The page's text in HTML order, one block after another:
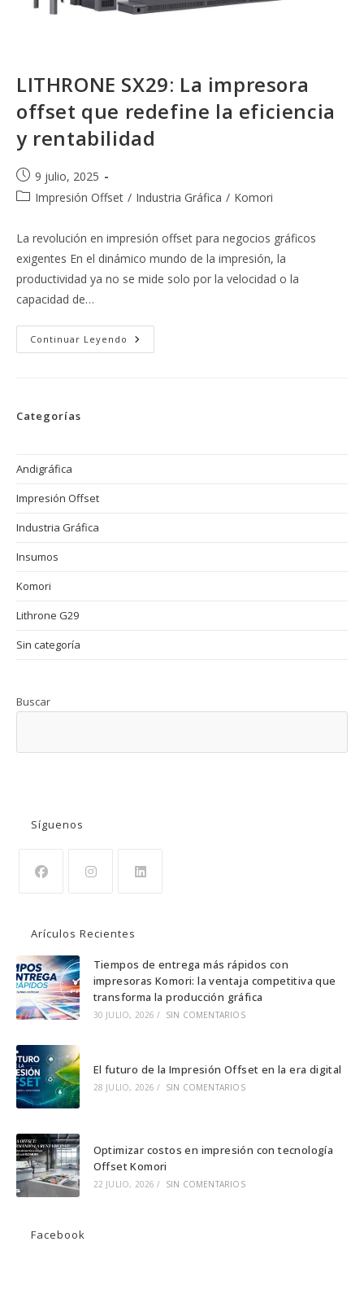
LITHRONE SX29: La impresora
offset que redefine la eficiencia
y rentabilidad
Publicación
de
9 julio, 2025
Categoría
la
Impresión Offset / Industria Gráfica / Komori
La revolución en impresión offset para negocios gráficos
exigentes En el dinámico mundo de la impresión, la
productividad ya no se mide solo por la velocidad o la
capacidad de…
Continuar Leyendo LITHRONE
SX29:
Categorías
Andigráfica
Impresión Offset
Industria Gráfica
Insumos
Komori
Lithrone G29
Sin categoría
Buscar
Síguenos
una
nueva
pestaña
una
nueva
pestaña
una
nueva
pestaña
Arículos Recientes
Tiempos de entrega más rápidos con
impresoras Komori: la ventaja competitiva que
transforma la producción gráfica
30 JULIO, 2026 / SIN COMENTARIOS
El futuro de la Impresión Offset en la era digital
28 JULIO, 2026 / SIN COMENTARIOS
Optimizar costos en impresión con tecnología
Offset Komori
22 JULIO, 2026 / SIN COMENTARIOS
Facebook